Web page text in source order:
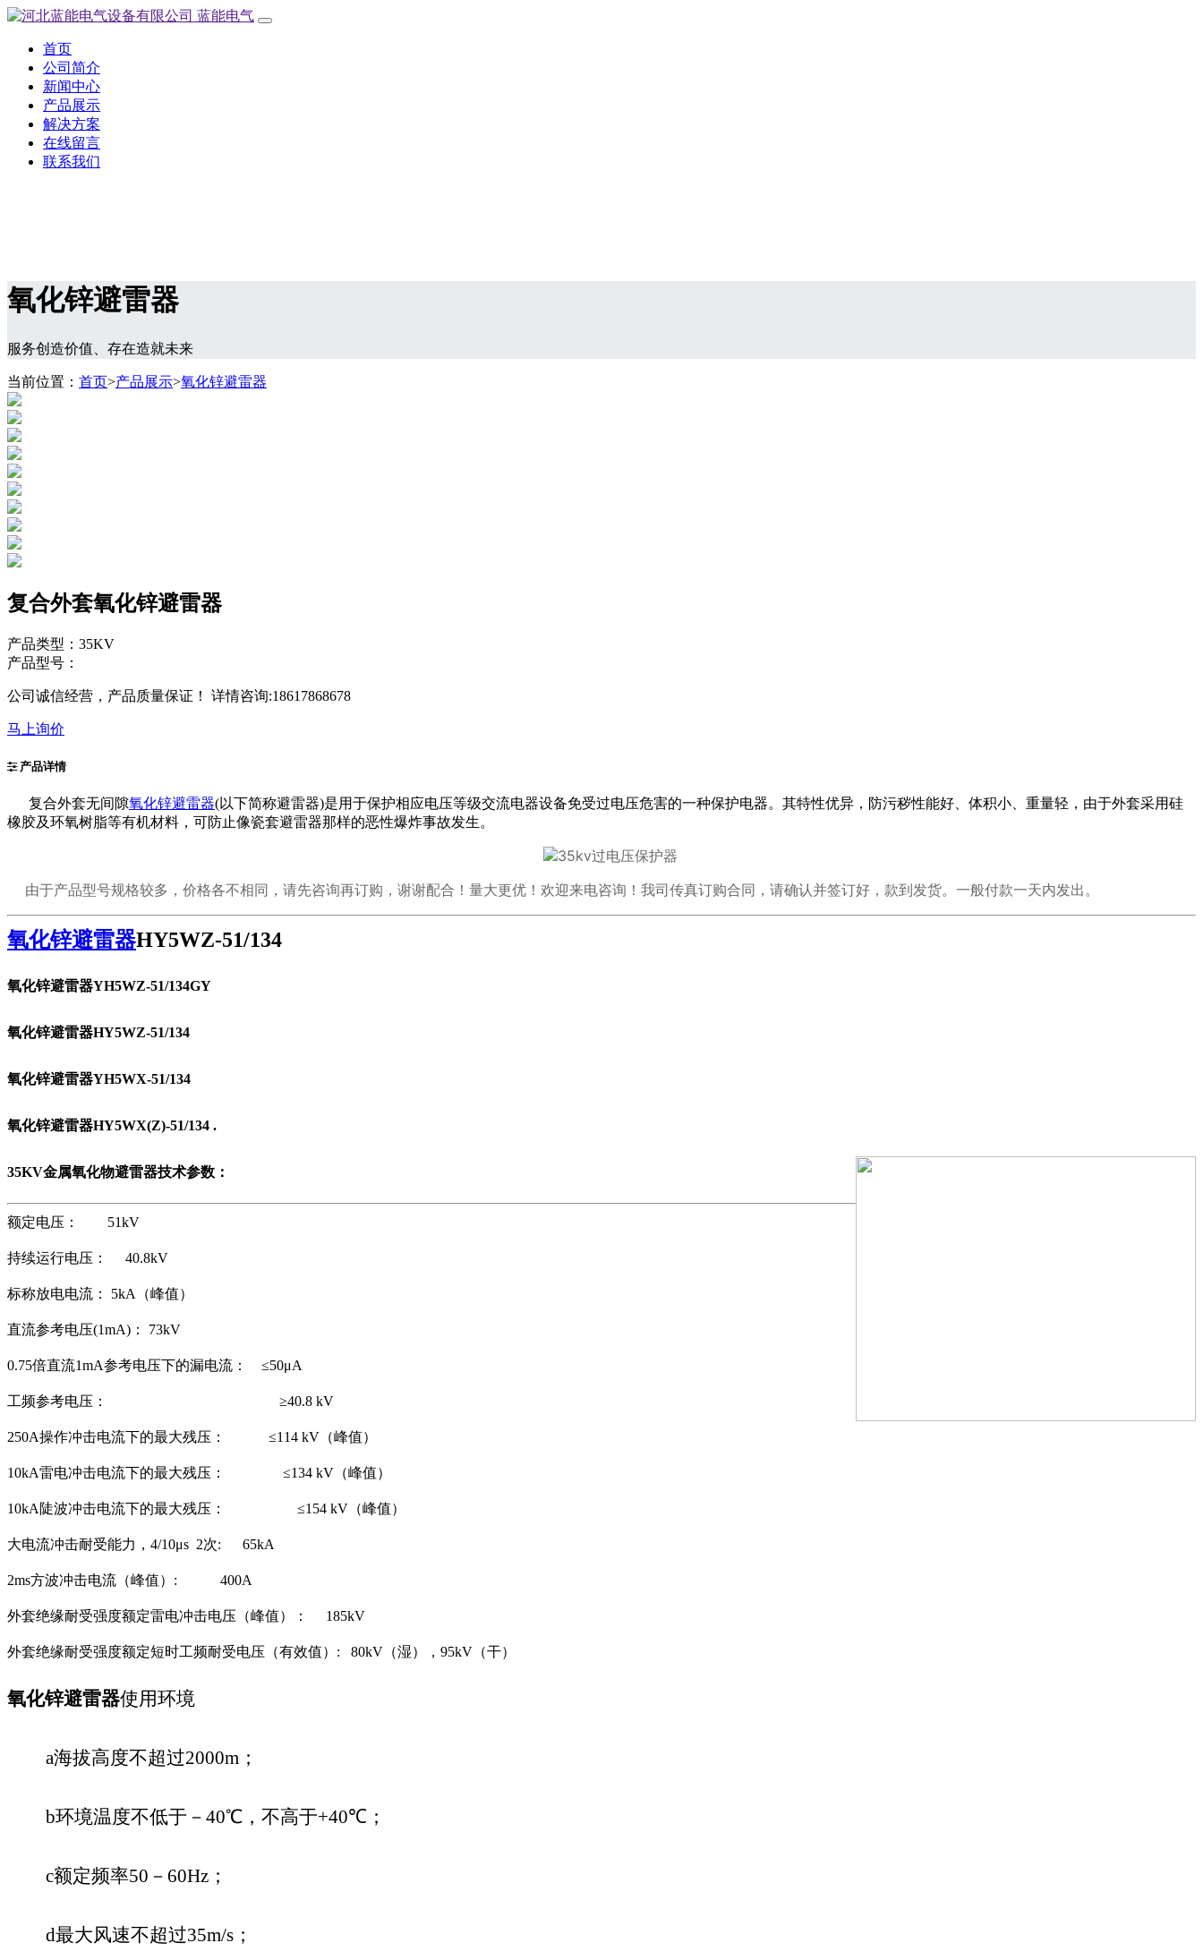
蓝能电气
首页
公司简介
新闻中心
产品展示
解决方案
在线留言
联系我们
氧化锌避雷器
服务创造价值、存在造就未来
当前位置： 首页>产品展示>氧化锌避雷器
复合外套氧化锌避雷器
产品类型：35KV
产品型号：
公司诚信经营，产品质量保证！ 详情咨询:18617868678
马上询价
产品详情
复合外套无间隙氧化锌避雷器(以下简称避雷器)是用于保护相应电压等级交流电器设备免受过电压危害的一种保护电器。其特性优异，防污秽性能好、体积小、重量轻，由于外套采用硅
橡胶及环氧树脂等有机材料，可防止像瓷套避雷器那样的恶性爆炸事故发生。
由于产品型号规格较多，价格各不相同，请先咨询再订购，谢谢配合！量大更优！欢迎来电咨询！我司传真订购合同，请确认并签订好，款到发货。一般付款一天内发出。
氧化锌避雷器HY5WZ-51/134
氧化锌避雷器YH5WZ-51/134GY
氧化锌避雷器HY5WZ-51/134
氧化锌避雷器YH5WX-51/134
氧化锌避雷器HY5WX(Z)-51/134 .
35KV金属氧化物避雷器技术参数 ：
额定电压： 51kV
持续运行电压： 40.8kV
标称放电电流： 5kA （峰值）
直流参考电压(1mA) ： 73kV
0.75倍直流1mA参考电压下的漏电流： ≤50μA
工频参考电压： ≥40.8 kV
250A操作冲击电流下的最大残压： ≤114 kV （峰值）
10kA雷电冲击电流下的最大残压： ≤134 kV （峰值）
10kA 陡波冲击电流下的最大残压： ≤154 kV （峰值）
大电流冲击耐受能力， 4/10μs 2次: 65kA
2ms方波冲击电流（峰值） : 400A
外套绝缘耐受强度额定雷电冲击电压（峰值）： 185kV
外套绝缘耐受强度额定短时工频耐受电压（有效值） : 80kV （湿）， 95kV （干）
氧化锌避雷器使用环境
a海拔高度不超过2000m ；
b环境温度不低于－ 40℃，不高于+40℃；
c额定频率50 － 60Hz ；
d最大风速不超过35m/s ；